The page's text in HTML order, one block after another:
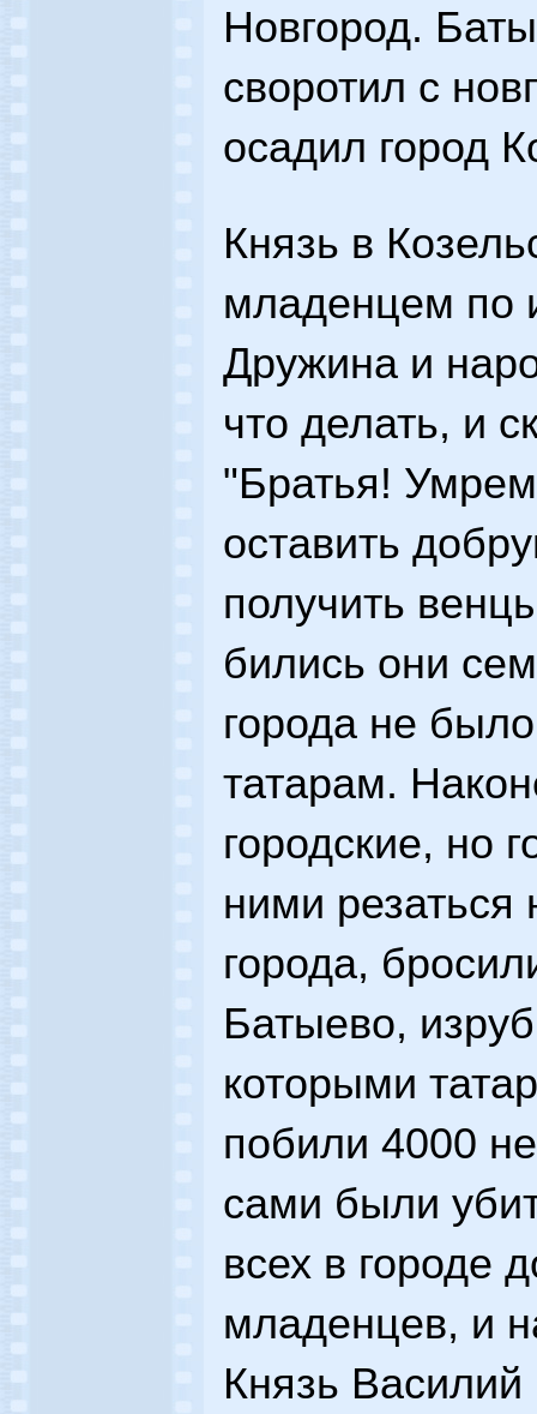
Новгород.
своротил с
осадил город
Князь в
младенцем по
Дружина и
что делать, и
"Братья!
оставить
получить
бились они
города не
татарам.
городские, но
ними
города,
Батыево,
которыми
побили 4000
сами были
всех в городе
младенцев, и
Князь Василий